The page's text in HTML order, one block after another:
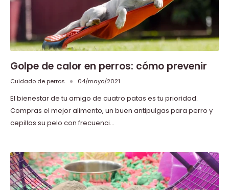
Golpe de calor en perros: cómo prevenir
Cuidado de perros 04/mayo/2021
El bienestar de tu amigo de cuatro patas es tu prioridad.
Compras el mejor alimento, un buen antipulgas para perro y
cepillas su pelo con frecuenci...